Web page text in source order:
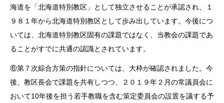
海道を「北海道特別教区」として独立させることが承認され、１
９８１年から北海道特別教区として歩み出しています。今後につ
いては、北海道特別教区固有の課題ではなく、当教会の課題であ
ることがすでに共通の認識とされています。
⑥第７次綜合方策の指針については、大枠が確認されました。今
後、教区長会で課題を共有しつつ、２０１９年２月の常議員会に
おいて10年後を担う若手教職を含む策定委員会の設置を議する予